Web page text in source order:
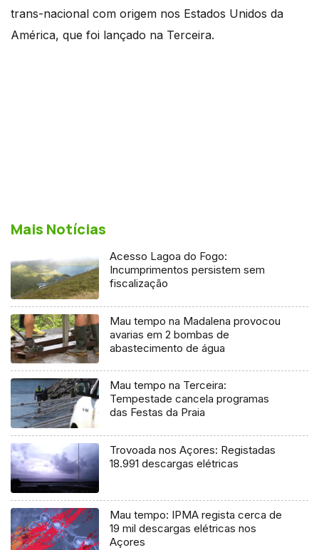
trans-nacional com origem nos Estados Unidos da
América, que foi lançado na Terceira.
Mais Notícias
Acesso Lagoa do Fogo:
Incumprimentos persistem sem
fiscalização
Mau tempo na Madalena provocou
avarias em 2 bombas de
abastecimento de água
Mau tempo na Terceira:
Tempestade cancela programas
das Festas da Praia
Trovoada nos Açores: Registadas
18.991 descargas elétricas
Mau tempo: IPMA regista cerca de
19 mil descargas elétricas nos
Açores